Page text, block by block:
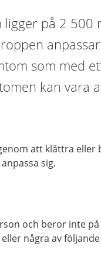
på 2 500
som med
kan vara
att klättra eller
sig.
och beror inte
några av